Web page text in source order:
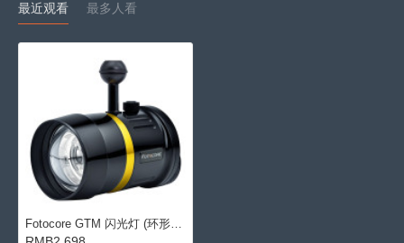
最近观看 最多人看
Fotocore GTM 闪光灯 (环形灯管, GN24, 120Ws)